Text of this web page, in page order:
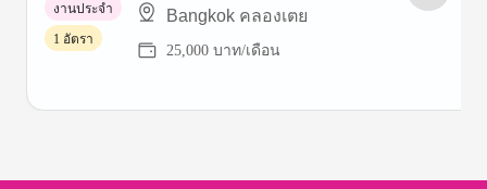
ฺBangkok คลองเตย
25,000 บาท/เดือน
งานประจำ
1 อัตรา
of